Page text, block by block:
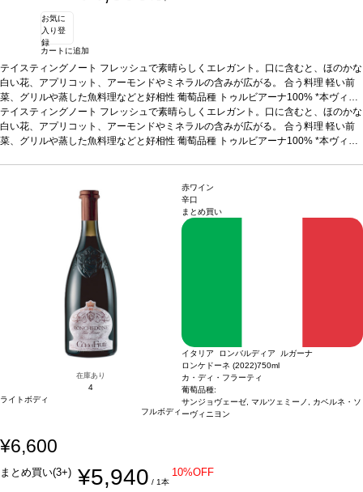
お気に
入り登
録
カートに追加
テイスティングノート フレッシュで素晴らしくエレガント。口に含むと、ほのかな
白い花、アプリコット、アーモンドやミネラルの含みが広がる。 合う料理 軽い前
菜、グリルや蒸した魚料理などと好相性 葡萄品種 トゥルビアーナ100% *本ヴィン
テージが在庫切れの場合、在庫があり価格が同様の場合は自動的に次のヴィンテー
ジに変更されます、ご了承ください。
テイスティングノート フレッシュで素晴らしくエレガント。口に含むと、ほのかな
白い花、アプリコット、アーモンドやミネラルの含みが広がる。 合う料理 軽い前
菜、グリルや蒸した魚料理などと好相性 葡萄品種 トゥルビアーナ100% *本ヴィン
在庫あり
4
ライトボディ
フルボディ
赤ワイン
辛口
まとめ買い
イタリア ロンバルディア ルガーナ
ロンケドーネ (2022)750ml
カ・ディ・フラーティ
葡萄品種:
サンジョヴェーゼ, マルツェミーノ, カベルネ・ソ
ーヴィニヨン
¥6,600
まとめ買い(3+) ¥5,940 / 1本
10%OFF